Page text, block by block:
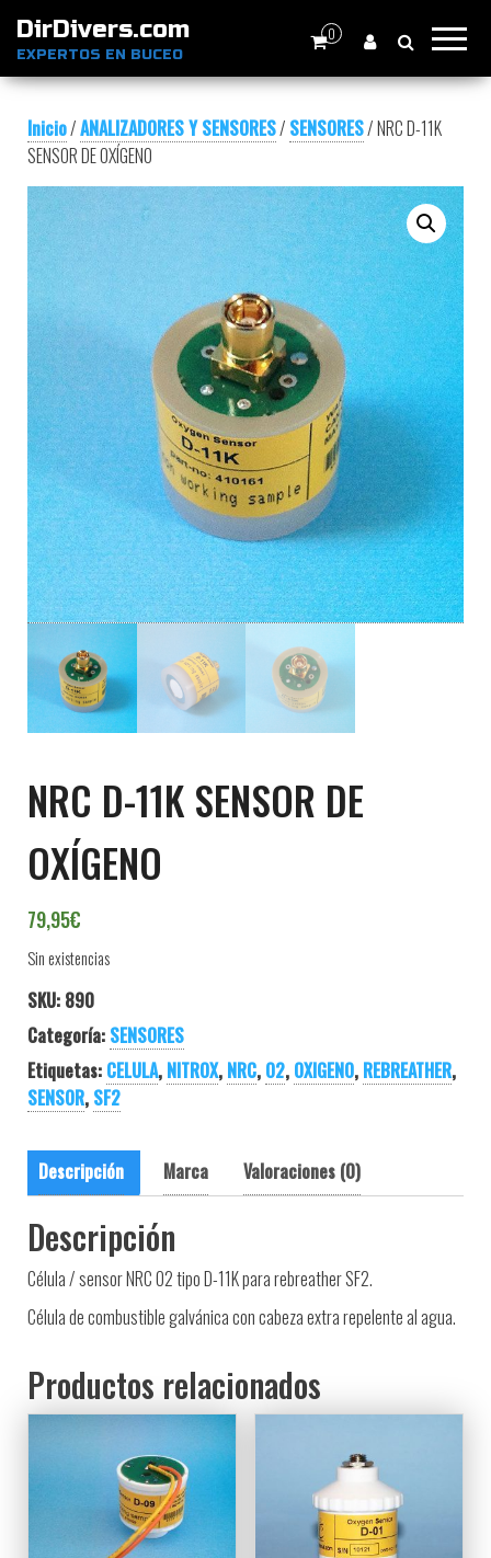
DirDivers.com
EXPERTOS EN BUCEO
0
Inicio/ANALIZADORES Y SENSORES/ SENSORES/ NRC D-11K
SENSOR DE OXÍGENO
NRC D-11K SENSOR DE
OXÍGENO
79,95€
Sin existencias
SKU: 890
Categoría: SENSORES
Etiquetas: CELULA, NITROX, NRC, O2, OXIGENO, REBREATHER,
SENSOR, SF2
Descripción Marca Valoraciones (0)
Descripción
Célula / sensor NRC O2 tipo D-11K para rebreather SF2.
Célula de combustible galvánica con cabeza extra repelente al agua.
Productos relacionados